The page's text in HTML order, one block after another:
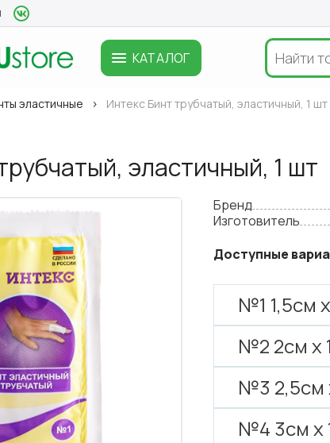
КАТАЛОГ
эластичные Интекс Бинт трубчатый, эластичный, 1 шт
эластичный, 1 шт
Бренд
Изготовитель
Доступные
№1 1,5см
№2 2см х
№3 2,5см
№4 3см х